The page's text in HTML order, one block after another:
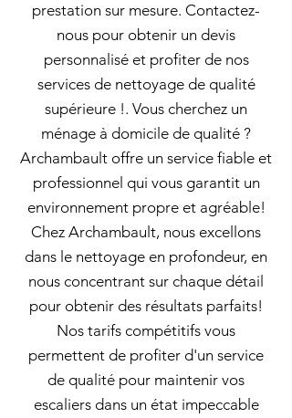
prestation sur mesure. Contactez-
nous pour obtenir un devis
personnalisé et profiter de nos
services de nettoyage de qualité
supérieure !. Vous cherchez un
ménage à domicile de qualité ?
Archambault offre un service fiable et
professionnel qui vous garantit un
environnement propre et agréable!
Chez Archambault, nous excellons
dans le nettoyage en profondeur, en
nous concentrant sur chaque détail
pour obtenir des résultats parfaits!
Nos tarifs compétitifs vous
permettent de profiter d'un service
de qualité pour maintenir vos
escaliers dans un état impeccable